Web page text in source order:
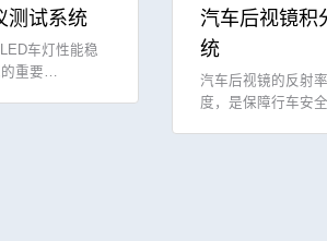
测试系统
车灯性能稳
的重要…
汽车后视镜积
统
汽车后视镜的反射
度，是保障行车安